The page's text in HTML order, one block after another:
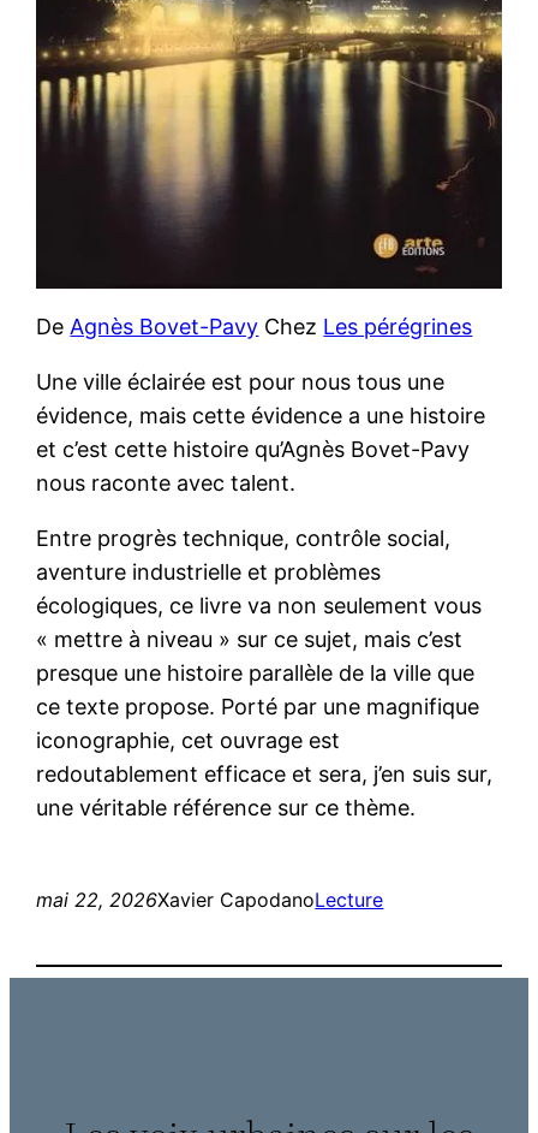
De Agnès Bovet-Pavy Chez Les pérégrines
Une ville éclairée est pour nous tous une
évidence, mais cette évidence a une histoire
et c’est cette histoire qu’Agnès Bovet-Pavy
nous raconte avec talent.
Entre progrès technique, contrôle social,
aventure industrielle et problèmes
écologiques, ce livre va non seulement vous
« mettre à niveau » sur ce sujet, mais c’est
presque une histoire parallèle de la ville que
ce texte propose. Porté par une magnifique
iconographie, cet ouvrage est
redoutablement efficace et sera, j’en suis sur,
une véritable référence sur ce thème.
mai 22, 2026Xavier CapodanoLecture